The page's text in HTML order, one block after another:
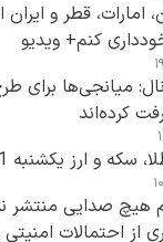
امارات، قطر و
کنم+ ویدیو
میانجی‌ها برای
کرده‌اند
ارز یکشنبه 11 مرداد+ جدول
هیچ صدایی منتشر
از احتمالات